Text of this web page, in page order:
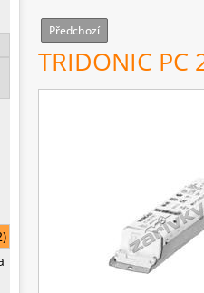
Předchozí
TRIDONIC PC